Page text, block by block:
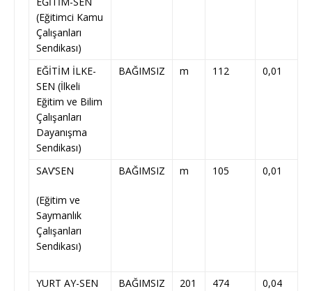
(Eğitimci Kamu
Çalışanları
Sendikası)
EĞİTİM İLKE-
SEN (İlkeli
Eğitim ve Bilim
Çalışanları
Dayanışma
Sendikası)
BAĞIMSIZ m 112 0,01
SAV’SEN
(Eğitim ve
Saymanlık
Çalışanları
Sendikası)
BAĞIMSIZ m 105 0,01
YURT AY-SEN
BAĞIMSIZ 201 474 0,04